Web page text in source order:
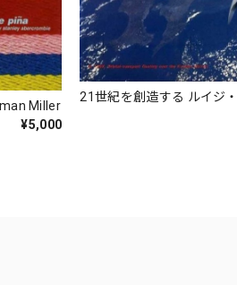
Miller
¥5,000
21世紀を創造する ルイジ